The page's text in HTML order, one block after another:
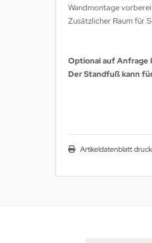
Wandmontage
Zusätzlicher Raum für
Optional auf Anfrage
Der Standfuß kann
Artikeldatenblatt